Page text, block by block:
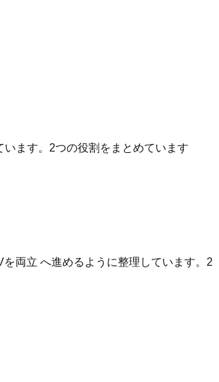
ます。2つの役割をまとめています
両立 へ進めるように整理しています。2